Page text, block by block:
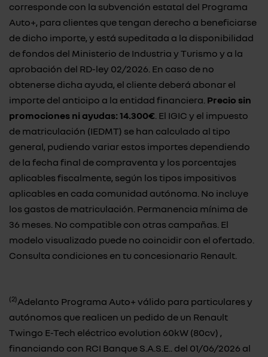
corresponde con la subvención estatal del Programa
Auto+, para clientes que tengan derecho a beneficiarse
de dicho importe, y está supeditada a la disponibilidad
de fondos del Ministerio de Industria y Turismo y a la
aprobación del RD-ley 02/2026. En caso de no
obtenerse dicha ayuda, el cliente deberá abonar el
importe del anticipo a la entidad financiera. Precio sin
promociones ni ayudas: 14.300€. El IGIC y el impuesto
de matriculación (IEDMT) se han calculado al tipo
general, pudiendo variar estos importes dependiendo
de la fecha final de compraventa y los porcentajes
aplicables fiscalmente, según los tipos impositivos
aplicables en cada comunidad autónoma. No incluye
los gastos de matriculación. Permanencia mínima de
36 meses. No compatible con otras campañas. El
modelo visualizado puede no coincidir con el ofertado.
Consulta condiciones en tu concesionario Renault.
(2)Adelanto Programa Auto+ válido para particulares y
autónomos que realicen un pedido de un Renault
Twingo E-Tech eléctrico evolution 60kW (80cv) ,
financiando con RCI Banque S.A.S.E.. del 01/06/2026 al